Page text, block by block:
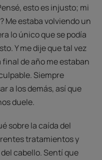
esto es injusto; mi
Me estaba volviendo un
lo único que se podía
Y me dije que tal vez
de año me estaban
Siempre
a los demás, así que
duele.
sobre la caída del
tratamientos y
cabello. Sentí que